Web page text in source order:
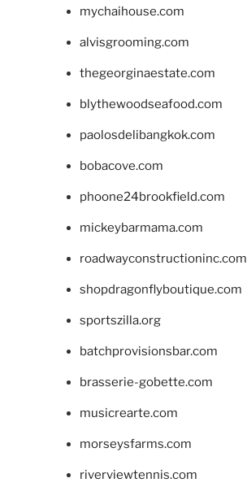
mychaihouse.com
alvisgrooming.com
thegeorginaestate.com
blythewoodseafood.com
paolosdelibangkok.com
bobacove.com
phoone24brookfield.com
mickeybarmama.com
roadwayconstructioninc.com
shopdragonflyboutique.com
sportszilla.org
batchprovisionsbar.com
brasserie-gobette.com
musicrearte.com
morseysfarms.com
riverviewtennis.com